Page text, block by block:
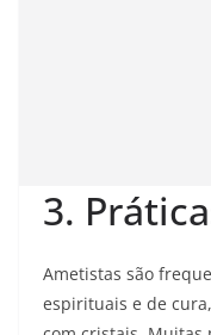
3.
Ametistas são
espirituais e de